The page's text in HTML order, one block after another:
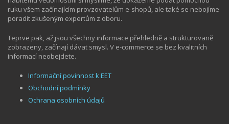
ruku všem začínajícím provzovatelům e-shopů, ale také se nebojíme
poradit zkušeným expertům z oboru.
Teprve pak, až jsou všechny informace přehledně a strukturovaně
zobrazeny, začínají dávat smysl. V e-commerce se bez kvalitních
informací neobejdete.
Informační povinnost k EET
Obchodní podmínky
Ochrana osobních údajů